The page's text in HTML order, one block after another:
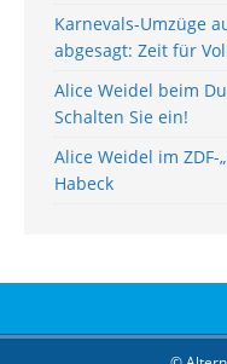
Karnevals-Umzüge
abgesagt: Zeit für
Alice Weidel beim
Schalten Sie ein!
Alice Weidel im
Habeck